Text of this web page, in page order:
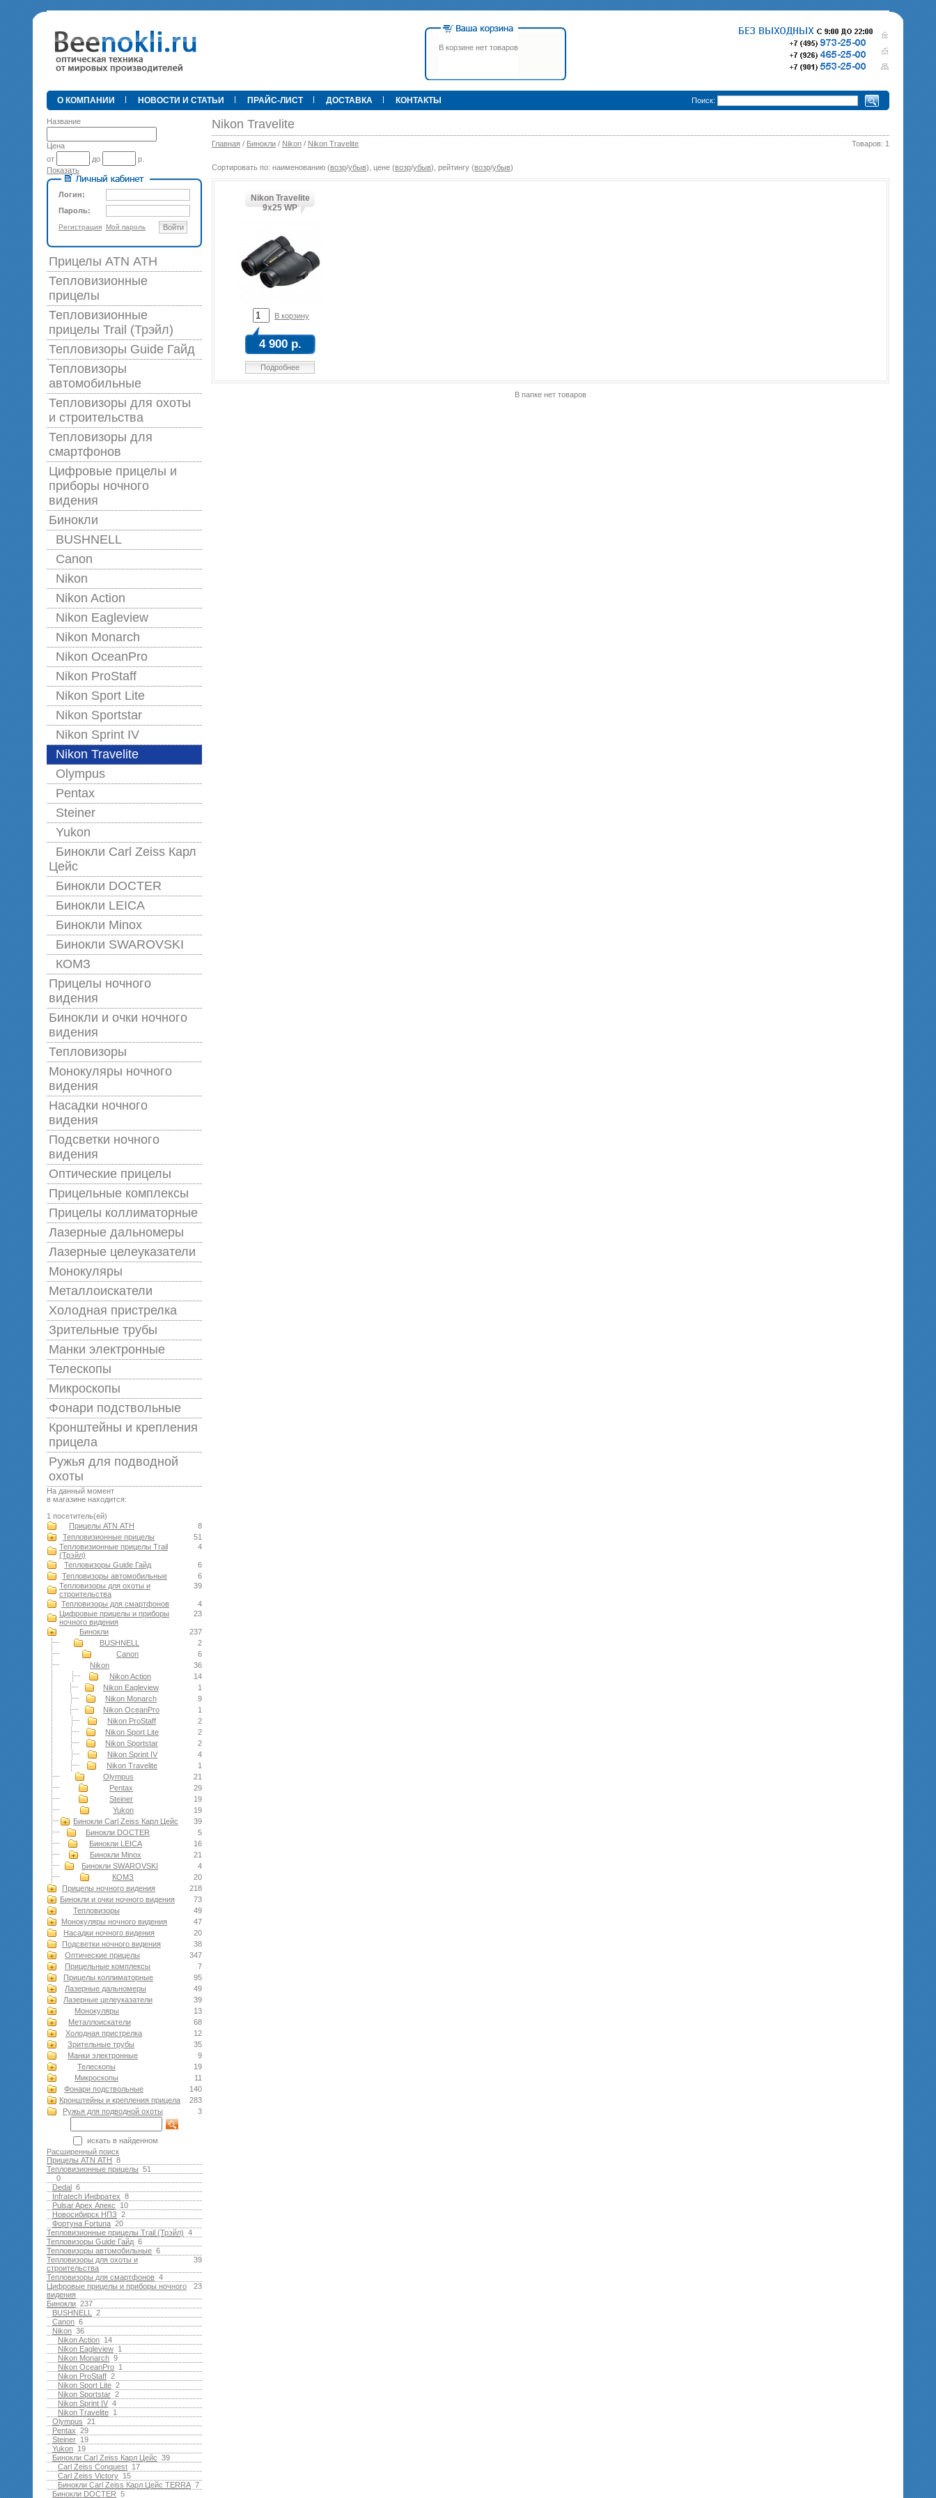
• •
В корзине нет товаров
89 000 р. 79 900 р. 395 000 р.
Тепловизионный прицел
О КОМПАНИИ НОВОСТИ И СТАТЬИ ПРАЙС-ЛИСТ ДОСТАВКА КОНТАКТЫ Поиск:
Название
Цена
от
до
р.
Показать
Логин:
Пароль:
Регистрация Мой пароль Войти
Прицелы ATN АТН
Тепловизионные
прицелы
Тепловизионные
прицелы Trail (Трэйл)
Тепловизоры Guide Гайд
Тепловизоры
автомобильные
Тепловизоры для охоты
и строительства
Тепловизоры для
смартфонов
Цифровые прицелы и
приборы ночного
видения
Бинокли
BUSHNELL
Canon
Nikon
Nikon Action
Nikon Eagleview
Nikon Monarch
Nikon OceanPro
Nikon ProStaff
Nikon Sport Lite
Nikon Sportstar
Nikon Sprint IV
Nikon Travelite
Olympus
Pentax
Steiner
Yukon
Бинокли Carl Zeiss Карл
Цейс
Бинокли DOCTER
Бинокли LEICA
Бинокли Minox
Бинокли SWAROVSKI
КОМЗ
Прицелы ночного
видения
Бинокли и очки ночного
видения
Тепловизоры
Монокуляры ночного
видения
Насадки ночного
видения
Подсветки ночного
видения
Оптические прицелы
Прицельные комплексы
Прицелы коллиматорные
Лазерные дальномеры
Лазерные целеуказатели
Монокуляры
Металлоискатели
Холодная пристрелка
Зрительные трубы
Манки электронные
Телескопы
Микроскопы
Фонари подствольные
Кронштейны и крепления
прицела
Ружья для подводной
оxоты
На данный момент
в магазине находится:
1 посетитель(ей)
8
Прицелы ATN АТН
51
Тепловизионные прицелы
4
Тепловизионные прицелы Trail
(Трэйл)
6
Тепловизоры Guide Гайд
6
Тепловизоры автомобильные
39
Тепловизоры для охоты и
строительства
4
Тепловизоры для смартфонов
23
Цифровые прицелы и приборы
ночного видения
237
Бинокли
2
BUSHNELL
6
Canon
36
Nikon
14
Nikon Action
1
Nikon Eagleview
9
Nikon Monarch
1
Nikon OceanPro
2
Nikon ProStaff
2
Nikon Sport Lite
2
Nikon Sportstar
4
Nikon Sprint IV
1
Nikon Travelite
21
Olympus
29
Pentax
19
Steiner
19
Yukon
39
Бинокли Carl Zeiss Карл Цейс
5
Бинокли DOCTER
16
Бинокли LEICA
21
Бинокли Minox
4
Бинокли SWAROVSKI
20
КОМЗ
218
Прицелы ночного видения
73
Бинокли и очки ночного видения
49
Тепловизоры
47
Монокуляры ночного видения
20
Насадки ночного видения
38
Подсветки ночного видения
347
Оптические прицелы
7
Прицельные комплексы
95
Прицелы коллиматорные
49
Лазерные дальномеры
39
Лазерные целеуказатели
13
Монокуляры
68
Металлоискатели
12
Холодная пристрелка
35
Зрительные трубы
9
Манки электронные
19
Телескопы
11
Микроскопы
140
Фонари подствольные
283
Кронштейны и крепления прицела
3
Ружья для подводной оxоты
искать в найденном
Расширенный поиск
8
Прицелы ATN АТН
51
Тепловизионные прицелы
0
6
Dedal
8
Infratech Инфратех
10
Pulsar Apex Апекс
2
Новосибирск НПЗ
20
Фортуна Fortuna
4
Тепловизионные прицелы Trail (Трэйл)
6
Тепловизоры Guide Гайд
6
Тепловизоры автомобильные
39
Тепловизоры для охоты и
строительства
4
Тепловизоры для смартфонов
23
Цифровые прицелы и приборы ночного
видения
237
Бинокли
2
BUSHNELL
6
Canon
36
Nikon
14
Nikon Action
1
Nikon Eagleview
9
Nikon Monarch
1
Nikon OceanPro
2
Nikon ProStaff
2
Nikon Sport Lite
2
Nikon Sportstar
4
Nikon Sprint IV
1
Nikon Travelite
21
Olympus
29
Pentax
19
Steiner
19
Yukon
39
Бинокли Carl Zeiss Карл Цейс
17
Carl Zeiss Conquest
15
Carl Zeiss Victory
7
Бинокли Carl Zeiss Карл Цейс TERRA
5
Бинокли DOCTER
Nikon Travelite
Товаров: 1
Главная / Бинокли / Nikon / Nikon Travelite
Сортировать по: наименованию (возр/убыв), цене (возр/убыв), рейтингу (возр/убыв)
Nikon Travelite
9x25 WP
В корзину
4 900 р.
Подробнее
В папке нет товаров